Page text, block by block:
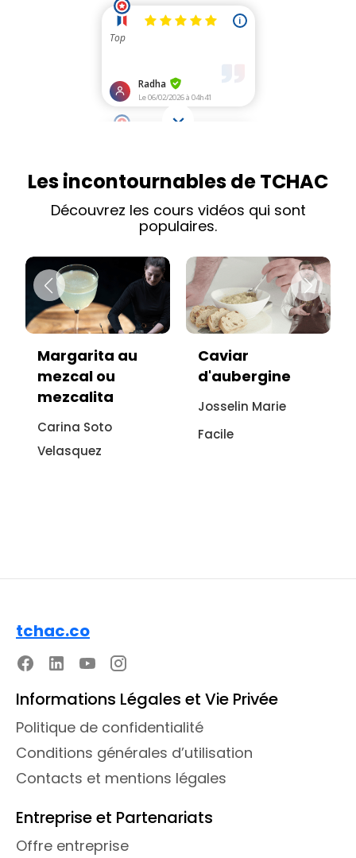
Les incontournables de TCHAC
Découvrez les cours vidéos qui sont
populaires.
Margarita au
mezcal ou
mezcalita
Carina Soto
Velasquez
Caviar
d'aubergine
Josselin Marie
Facile
tchac.co
Informations Légales et Vie Privée
Politique de confidentialité
Conditions générales d’utilisation
Contacts et mentions légales
Entreprise et Partenariats
Offre entreprise